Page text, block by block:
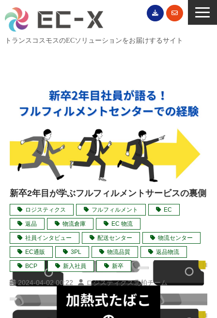
トランスコスモスのECソリューションをお届けするサイト
EC導入事例
ECブログ
無料セミナー
EC資料ダウンロード
ご利用案内
新卒2年目が学ぶフルフィルメントサービスの裏側
ロジスティクス フルフィルメント EC
返品 物流倉庫 EC 物流
社員インタビュー 配送センター 物流センター
EC通販 3PL 物流品質 返品物流
BCP 新入社員 新卒
2024-04-02 00:22 ロジスティクス北柏チーム